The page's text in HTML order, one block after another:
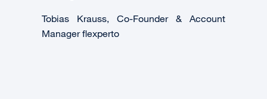
Tobias Krauss, Co-Founder & Account
Manager flexperto